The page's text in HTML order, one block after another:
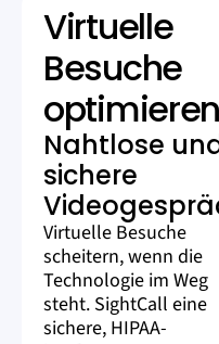
Virtuelle
Besuche
optimieren
Nahtlose
sichere
Virtuelle Besuche
scheitern, wenn die
Technologie im Weg
steht. SightCall eine
sichere, HIPAA-